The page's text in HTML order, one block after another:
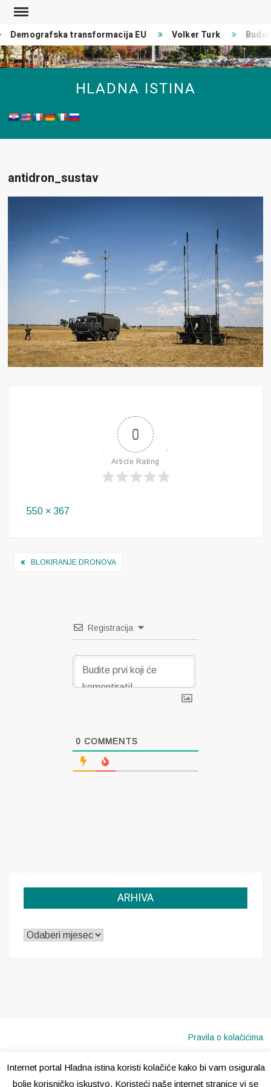
Skip
content
Demografska transformacija EU Volker Turk
HLADNA ISTINA
antidron_sustav
0
Article Rating
Full
550 × 367
Navigacija
BLOKIRANJE DRONOVA
Registracija
0 COMMENTS
ARHIVA
ARHIVA
Pravila o kolačićima
Internet portal Hladna istina koristi kolačiće kako bi vam osigurala
bolje korisničko iskustvo. Koristeći naše internet stranice vi se
Copyright © 2020 · Sva prava pridržana · Hladna Istina